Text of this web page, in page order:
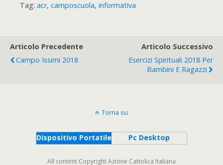
Tag: acr, camposcuola, informativa
Articolo Precedente
Campo Issimi 2018
Articolo Successivo
Esercizi Spirituali 2018 Per
Bambini E Ragazzi
Torna su
Dispositivo Portatile Pc Desktop
All content Copyright Azione Cattolica Italiana